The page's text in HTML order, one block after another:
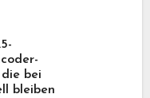
bei
bleiben